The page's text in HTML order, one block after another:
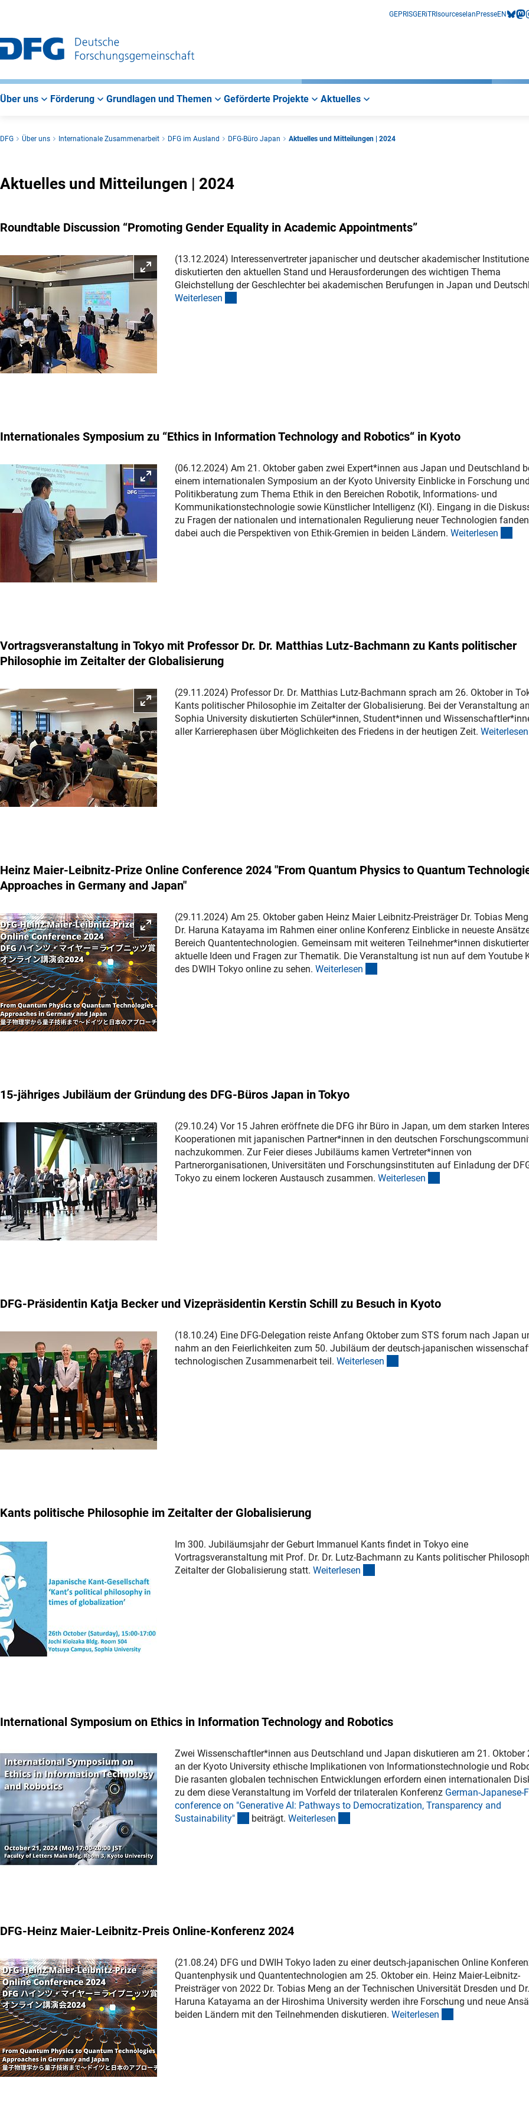
GEPRISGERiTRIsourceselan PresseEN
Über uns Förderung Grundlagen und Themen Geförderte Projekte Aktuelles
DFG Über uns Internationale Zusammenarbeit DFG im Ausland DFG-Büro Japan Aktuelles und Mitteilungen | 2024
Aktuelles und Mitteilungen | 2024
Roundtable Discussion “Promoting Gender Equality in Academic Appointments”
Bild vergrößern
(13.12.2024) Interessenvertreter japanischer und deutscher akademischer
diskutierten den aktuellen Stand und Herausforderungen des wichtigen Thema
Gleichstellung der Geschlechter bei akademischen Berufungen in Japan und
Weiterlesen
Internationales Symposium zu “Ethics in Information Technology and Robotics“ in Kyoto
Bild vergrößern
(06.12.2024) Am 21. Oktober gaben zwei Expert*innen aus Japan und Deutschland
einem internationalen Symposium an der Kyoto University Einblicke in Forschung und
Politikberatung zum Thema Ethik in den Bereichen Robotik, Informations- und
Kommunikationstechnologie sowie Künstlicher Intelligenz (KI). Eingang in die
zu Fragen der nationalen und internationalen Regulierung neuer Technologien fanden
dabei auch die Perspektiven von Ethik-Gremien in beiden Ländern. Weiterlesen
Vortragsveranstaltung in Tokyo mit Professor Dr. Dr. Matthias Lutz-Bachmann zu Kants politischer
Philosophie im Zeitalter der Globalisierung
Bild vergrößern
(29.11.2024) Professor Dr. Dr. Matthias Lutz-Bachmann sprach am 26. Oktober in
Kants politischer Philosophie im Zeitalter der Globalisierung. Bei der Veranstaltung
Sophia University diskutierten Schüler*innen, Student*innen und
aller Karrierephasen über Möglichkeiten des Friedens in der heutigen Zeit. Weiterlesen
Heinz Maier-Leibnitz-Prize Online Conference 2024 "From Quantum Physics to Quantum
Approaches in Germany and Japan"
Bild vergrößern
(29.11.2024) Am 25. Oktober gaben Heinz Maier Leibnitz-Preisträger Dr. Tobias
Dr. Haruna Katayama im Rahmen einer online Konferenz Einblicke in neueste
Bereich Quantentechnologien. Gemeinsam mit weiteren Teilnehmer*innen
aktuelle Ideen und Fragen zur Thematik. Die Veranstaltung ist nun auf dem Youtube
des DWIH Tokyo online zu sehen. Weiterlesen
15-jähriges Jubiläum der Gründung des DFG-Büros Japan in Tokyo
(29.10.24) Vor 15 Jahren eröffnete die DFG ihr Büro in Japan, um dem starken
Kooperationen mit japanischen Partner*innen in den deutschen
nachzukommen. Zur Feier dieses Jubiläums kamen Vertreter*innen von
Partnerorganisationen, Universitäten und Forschungsinstituten auf Einladung der
Tokyo zu einem lockeren Austausch zusammen. Weiterlesen
DFG-Präsidentin Katja Becker und Vizepräsidentin Kerstin Schill zu Besuch in Kyoto
(18.10.24) Eine DFG-Delegation reiste Anfang Oktober zum STS forum nach Japan
nahm an den Feierlichkeiten zum 50. Jubiläum der deutsch-japanischen
technologischen Zusammenarbeit teil. Weiterlesen
Kants politische Philosophie im Zeitalter der Globalisierung
Im 300. Jubiläumsjahr der Geburt Immanuel Kants findet in Tokyo eine
Vortragsveranstaltung mit Prof. Dr. Dr. Lutz-Bachmann zu Kants politischer
Zeitalter der Globalisierung statt. Weiterlesen
International Symposium on Ethics in Information Technology and Robotics
Zwei Wissenschaftler*innen aus Deutschland und Japan diskutieren am 21. Oktober
an der Kyoto University ethische Implikationen von Informationstechnologie und
Die rasanten globalen technischen Entwicklungen erfordern einen internationalen
zu dem diese Veranstaltung im Vorfeld der trilateralen Konferenz German-Japanese-
conference on "Generative AI: Pathways to Democratization, Transparency and
Sustainability" (externer Link)
beiträgt. Weiterlesen
DFG-Heinz Maier-Leibnitz-Preis Online-Konferenz 2024
(21.08.24) DFG und DWIH Tokyo laden zu einer deutsch-japanischen Online
Quantenphysik und Quantentechnologien am 25. Oktober ein. Heinz Maier-Leibnitz-
Preisträger von 2022 Dr. Tobias Meng an der Technischen Universität Dresden und Dr.
Haruna Katayama an der Hiroshima University werden ihre Forschung und neue
beiden Ländern mit den Teilnehmenden diskutieren. Weiterlesen